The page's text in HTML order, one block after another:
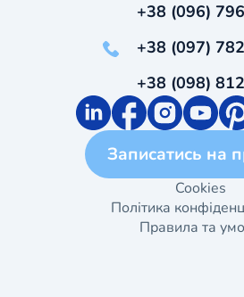
+38 (096)
+38 (097)
+38 (098)
Записатись на
Cookies
Політика
Правила та